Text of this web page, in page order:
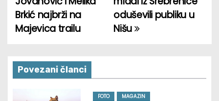
o
s
n
oduševili publiku u
Nišu
Brkić najbrži na
Majevica trailu
Povezani članci
FOTO MAGAZIN